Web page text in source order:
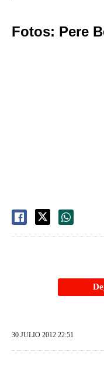
Fotos: Pere
30 JULIO 2012 22:51